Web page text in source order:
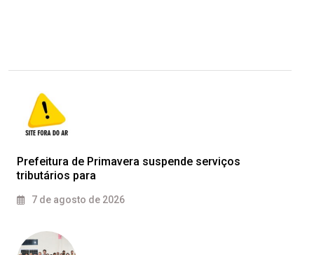
Prefeitura de Primavera suspende serviços
tributários para
7 de agosto de 2026